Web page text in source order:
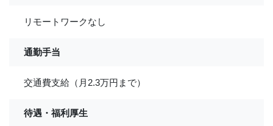
リモートワークなし
通勤手当
交通費支給（月2.3万円まで）
待遇・福利厚生